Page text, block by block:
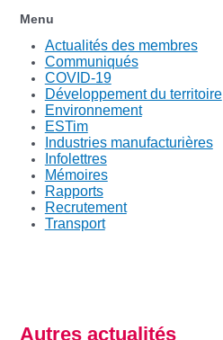
Menu
Actualités des membres
Communiqués
COVID-19
Développement du territoire
Environnement
ESTim
Industries manufacturières
Infolettres
Mémoires
Rapports
Recrutement
Transport
Autres actualités